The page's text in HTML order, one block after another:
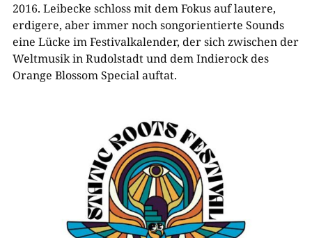
2016. Leibecke schloss mit dem Fokus auf lautere,
erdigere, aber immer noch songorientierte Sounds
eine Lücke im Festivalkalender, der sich zwischen der
Weltmusik in Rudolstadt und dem Indierock des
Orange Blossom Special auftat.